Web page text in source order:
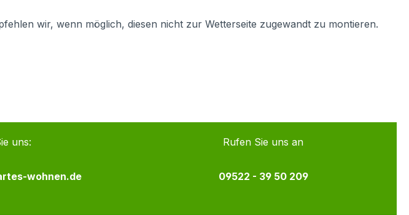
wir, wenn möglich, diesen nicht zur Wetterseite zugewandt zu montieren.
uns:
wohnen.de
Rufen Sie uns an
09522 - 39 50 209